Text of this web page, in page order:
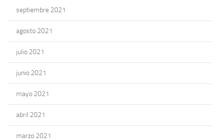
septiembre 2021
agosto 2021
julio 2021
junio 2021
mayo 2021
abril 2021
marzo 2021